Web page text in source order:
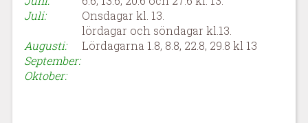
Juli:
Onsdagar kl. 13.
lördagar och söndagar kl.13.
Augusti:
Lördagarna 1.8, 8.8, 22.8, 29.8 kl 13
September:
Oktober: